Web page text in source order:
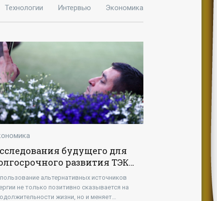
Технологии Интервью Экономика
будущего для
развития ТЭК -
- Энергетики»
альтернативных источников
не только позитивно сказывается на
жизни, но и меняет